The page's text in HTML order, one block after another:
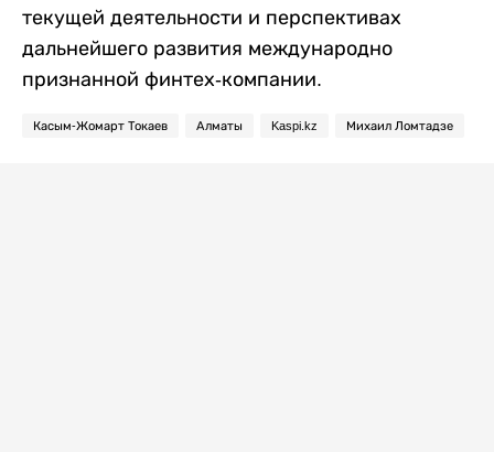
текущей деятельности и перспективах
дальнейшего развития международно
признанной финтех-компании.
Касым-Жомарт Токаев Алматы Kaspi.kz Михаил Ломтадзе